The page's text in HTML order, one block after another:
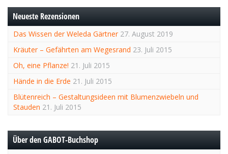
Neueste Rezensionen
Das Wissen der Weleda Gärtner 27. August 2019
Kräuter – Gefährten am Wegesrand 23. Juli 2015
Oh, eine Pflanze! 21. Juli 2015
Hände in die Erde 21. Juli 2015
Blütenreich – Gestaltungsideen mit Blumenzwiebeln und
Stauden 21. Juli 2015
Über den GABOT-Buchshop